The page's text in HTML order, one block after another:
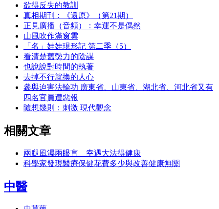
欲得反失的教訓
真相期刊：《還原》（第21期）
正見廣播（音頻）：幸運不是偶然
山風吹作滿窗雲
「名」娃娃現形記 第二季（5）
看清楚舊勢力的陰謀
也說說對時間的執著
去掉不行就換的人心
參與迫害法輪功 廣東省、山東省、湖北省、河北省又有
四名官員遭惡報
隨想幾則：刺激 現代觀念
相關文章
兩腿風濕兩眼盲 幸遇大法得健康
科學家發現醫療保健花費多少與改善健康無關
中醫